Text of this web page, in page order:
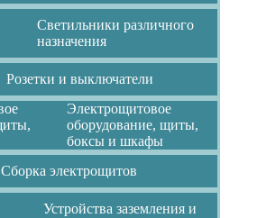
Светильники различного
назначения
Розетки и выключатели
Электрощитовое
оборудование, щиты,
боксы и шкафы
Сборка электрощитов
Устройства заземления и